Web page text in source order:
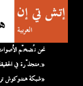
متجذّرة في الحقيقة وواعية بالسياق. هذه هي الصحافة من الهوامش.»
«شبكة هندوكوش تريبيون | أخبار من الهامش، قصص من المنبع»